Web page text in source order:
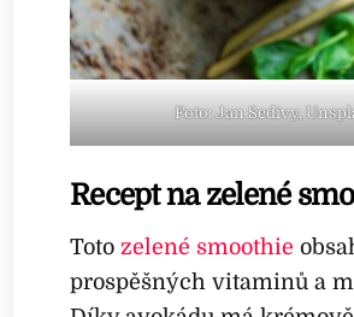
Foto: Jan Sedivy,
Recept na zelené
Toto zelené smoothie
prospěšných vitaminů a